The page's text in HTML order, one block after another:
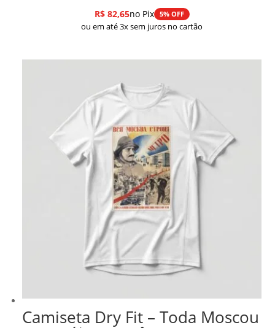
R$82,65no Pix 5% OFF
ou em até 3x sem juros no cartão
Camiseta Dry Fit – Toda Moscou